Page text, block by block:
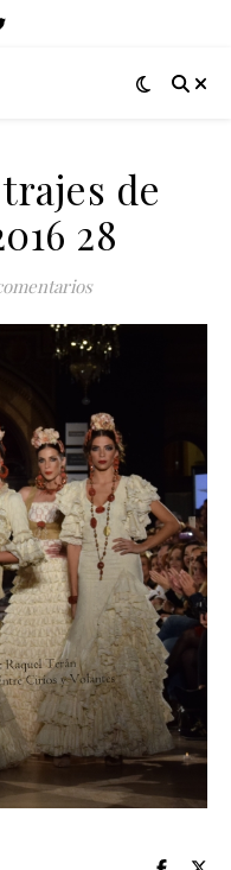
de
28